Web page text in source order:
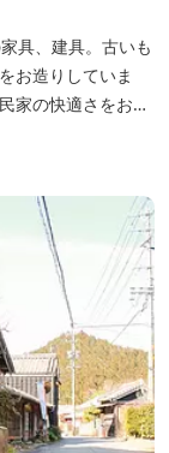
具、建具。古いも
お造りしていま
家の快適さをお楽